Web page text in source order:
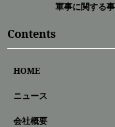
軍事に関する
Contents
HOME
ニュース
会社概要